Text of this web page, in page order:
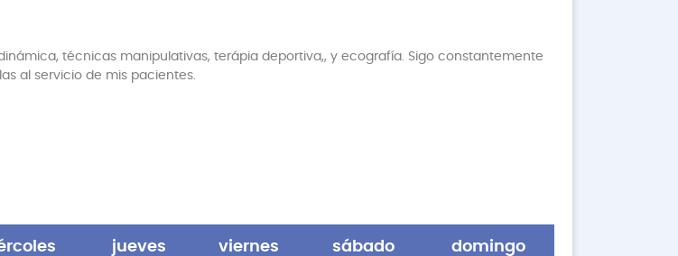
técnicas manipulativas, terápia deportiva,, y ecografía. Sigo constantemente
al servicio de mis pacientes.
jueves viernes sábado domingo